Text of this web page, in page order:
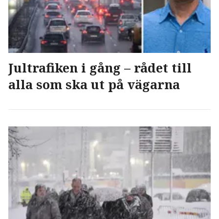
Jultrafiken i gång – rådet till
alla som ska ut på vägarna